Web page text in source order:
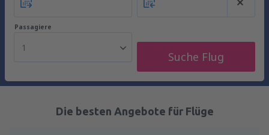
Passagiere
1
Suche Flug
Die besten Angebote für Flüge